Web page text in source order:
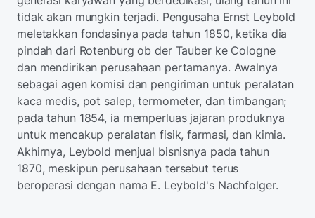
tidak akan mungkin terjadi. Pengusaha Ernst Leybold
meletakkan fondasinya pada tahun 1850, ketika dia
pindah dari Rotenburg ob der Tauber ke Cologne
dan mendirikan perusahaan pertamanya. Awalnya
sebagai agen komisi dan pengiriman untuk peralatan
kaca medis, pot salep, termometer, dan timbangan;
pada tahun 1854, ia memperluas jajaran produknya
untuk mencakup peralatan fisik, farmasi, dan kimia.
Akhirnya, Leybold menjual bisnisnya pada tahun
1870, meskipun perusahaan tersebut terus
beroperasi dengan nama E. Leybold's Nachfolger.